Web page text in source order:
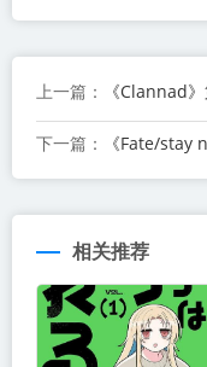
上一篇： 《Clannad
下一篇： 《Fate/stay night
相关推荐